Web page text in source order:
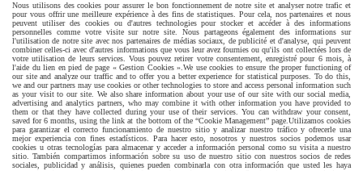
Livraison rapide
Nous utilisons des cookies pour assurer le bon fonctionnement de notre site et analyser notre trafic et
pour vous offrir une meilleure expérience à des fins de statistiques. Pour cela, nos partenaires et nous
peuvent utiliser des cookies ou d'autres technologies pour stocker et accéder à des informations
personnelles comme votre visite sur notre site. Nous partageons également des informations sur
l'utilisation de notre site avec nos partenaires de médias sociaux, de publicité et d'analyse, qui peuvent
combiner celles-ci avec d'autres informations que vous leur avez fournies ou qu'ils ont collectées lors de
votre utilisation de leurs services. Vous pouvez retirer votre consentement, enregistré pour 6 mois, à
l'aide du lien en pied de page « Gestion Cookies ». We use cookies to ensure the proper functioning of
our site and analyze our traffic and to offer you a better experience for statistical purposes. To do this,
we and our partners may use cookies or other technologies to store and access personal information such
as your visit to our site. We also share information about your use of our site with our social media,
advertising and analytics partners, who may combine it with other information you have provided to
them or that they have collected during your use of their services. You can withdraw your consent,
saved for 6 months, using the link at the bottom of the “Cookie Management” page. Utilizamos cookies
para garantizar el correcto funcionamiento de nuestro sitio y analizar nuestro tráfico y ofrecerle una
mejor experiencia con fines estadísticos. Para hacer esto, nosotros y nuestros socios podemos usar
cookies u otras tecnologías para almacenar y acceder a información personal como su visita a nuestro
sitio. También compartimos información sobre su uso de nuestro sitio con nuestros socios de redes
sociales, publicidad y análisis, quienes pueden combinarla con otra información que usted les haya